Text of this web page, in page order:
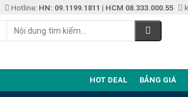
Hotline: HN: 09.1199.1811 | HCM 08.333.000.55
HOT DEAL BẢNG GIÁ